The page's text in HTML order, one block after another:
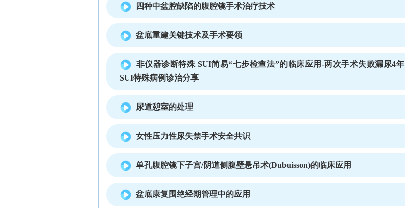
四种中盆腔缺陷的腹腔镜手术治疗技术
盆底重建关键技术及手术要领
非仪器诊断特殊 SUI简易“七步检查法”的临床应用-两次手术失败漏尿4年
SUI特殊病例诊治分享
尿道憩室的处理
女性压力性尿失禁手术安全共识
单孔腹腔镜下子宫/阴道侧腹壁悬吊术(Dubuisson)的临床应用
盆底康复围绝经期管理中的应用